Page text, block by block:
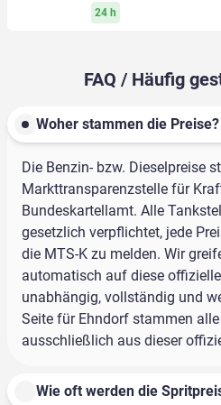
24 h
FAQ / Häufig
Woher stammen die Preise?
Die Benzin- bzw. Dieselpreise
Markttransparenzstelle für
Bundeskartellamt. Alle
gesetzlich verpflichtet, jede
die MTS-K zu melden. Wir
automatisch auf diese
unabhängig, vollständig und
Seite für Ehndorf stammen
ausschließlich aus dieser
Wie oft werden die